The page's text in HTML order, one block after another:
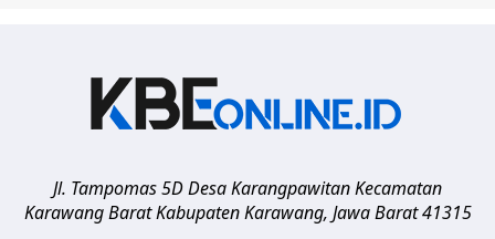
Jl. Tampomas 5D Desa Karangpawitan Kecamatan
Karawang Barat Kabupaten Karawang, Jawa Barat 41315